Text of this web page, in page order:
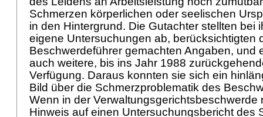
Schmerzen körperlichen oder seelischen
in den Hintergrund. Die Gutachter stellten bei
eigene Untersuchungen ab, berücksichtigten
Beschwerdeführer gemachten Angaben, und
auch weitere, bis ins Jahr 1988
Verfügung. Daraus konnten sie sich ein
Bild über die Schmerzproblematik des
Wenn in der Verwaltungsgerichtsbeschwerde
Hinweis auf einen Untersuchungsbericht des